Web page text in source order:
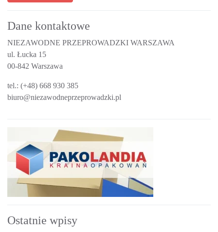
Dane kontaktowe
NIEZAWODNE PRZEPROWADZKI WARSZAWA
ul. Łucka 15
00-842 Warszawa
tel.: (+48) 668 930 385
biuro@niezawodneprzeprowadzki.pl
Ostatnie wpisy